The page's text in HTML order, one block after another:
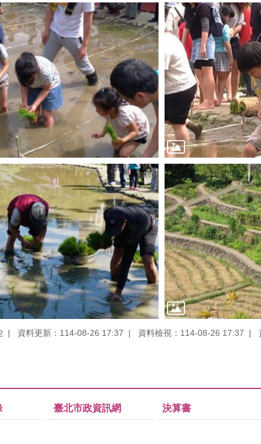
資料更新：114-08-26 17:37 資料檢視：114-08-26 17:37
臺北市政資訊網 決算書